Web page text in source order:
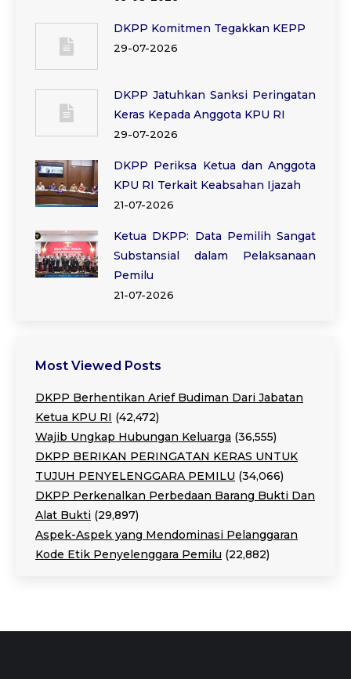
DKPP Komitmen Tegakkan KEPP
29-07-2026
DKPP Jatuhkan Sanksi Peringatan
Keras Kepada Anggota KPU RI
29-07-2026
DKPP Periksa Ketua dan Anggota
KPU RI Terkait Keabsahan Ijazah
21-07-2026
Ketua DKPP: Data Pemilih Sangat
Substansial dalam Pelaksanaan
Pemilu
21-07-2026
Most Viewed Posts
DKPP Berhentikan Arief Budiman Dari Jabatan
Ketua KPU RI (42,472)
Wajib Ungkap Hubungan Keluarga (36,555)
DKPP BERIKAN PERINGATAN KERAS UNTUK
TUJUH PENYELENGGARA PEMILU (34,066)
DKPP Perkenalkan Perbedaan Barang Bukti Dan
Alat Bukti (29,897)
Aspek-Aspek yang Mendominasi Pelanggaran
Kode Etik Penyelenggara Pemilu (22,882)